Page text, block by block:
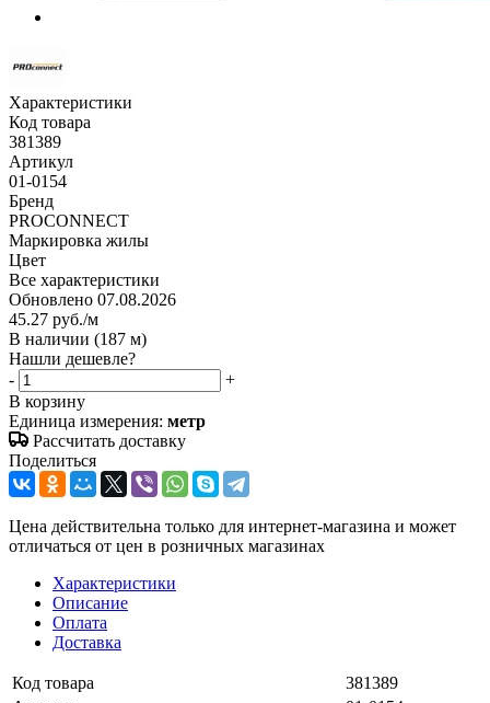
Характеристики
Код товара
381389
Артикул
01-0154
Бренд
PROCONNECT
Маркировка жилы
Цвет
Все характеристики
Обновлено 07.08.2026
45.27 руб./м
В наличии (187 м)
Нашли дешевле?
-
+
В корзину
Единица измерения: метр
Рассчитать доставку
Поделиться
Цена действительна только для интернет-магазина и может
отличаться от цен в розничных магазинах
Характеристики
Описание
Оплата
Доставка
Код товара
381389